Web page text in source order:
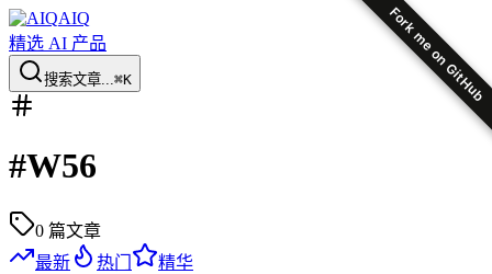
Fork me on GitHub
AIQ
精选 AI 产品
搜索文章...⌘K
#W56
0 篇文章
最新
热门
精华